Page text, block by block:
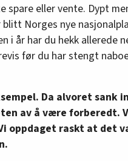
spare eller vente. Dypt
Norges nye
i år har du hekk allerede
før du har stengt
Da alvoret sank
av å være forberedt.
oppdaget raskt at det